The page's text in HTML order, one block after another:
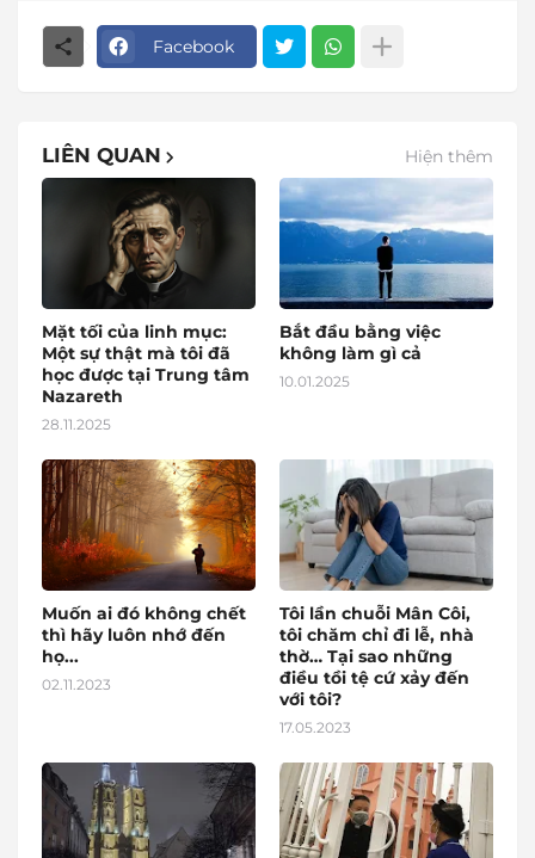
Facebook
LIÊN QUAN Hiện thêm
Mặt tối của linh mục:
Một sự thật mà tôi đã
học được tại Trung tâm
Nazareth
28.11.2025
Bắt đầu bằng việc
không làm gì cả
10.01.2025
Muốn ai đó không chết
thì hãy luôn nhớ đến
họ...
02.11.2023
Tôi lần chuỗi Mân Côi,
tôi chăm chỉ đi lễ, nhà
thờ… Tại sao những
điều tồi tệ cứ xảy đến
với tôi?
17.05.2023